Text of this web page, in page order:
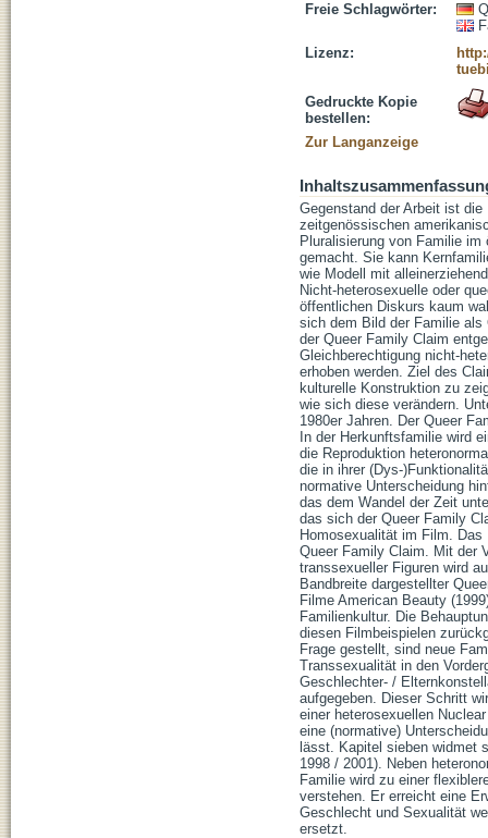
Freie Schlagwörter:
Lizenz:
Gedruckte Kopie
bestellen:
Zur Langanzeige
Gegenstand der Arbeit ist
zeitgenössischen
Pluralisierung von Familie
gemacht. Sie kann
wie Modell mit
Nicht-heterosexuelle oder
öffentlichen Diskurs kaum
sich dem Bild der Familie
der Queer Family Claim
Gleichberechtigung nicht-
erhoben werden. Ziel des
kulturelle Konstruktion zu
wie sich diese verändern.
1980er Jahren. Der Queer
In der Herkunftsfamilie wird
die Reproduktion
die in ihrer (Dys-
normative Unterscheidung
das dem Wandel der Zeit
das sich der Queer Family
Homosexualität im Film.
Queer Family Claim. Mit der
transsexueller Figuren wird
Bandbreite dargestellter
Filme American Beauty
Familienkultur. Die
diesen Filmbeispielen
Frage gestellt, sind neue
Transsexualität in den
Geschlechter- /
aufgegeben. Dieser Schritt
einer heterosexuellen
eine (normative)
lässt. Kapitel sieben widmet
1998 / 2001). Neben
Familie wird zu einer
verstehen. Er erreicht eine
Geschlecht und Sexualität
ersetzt.